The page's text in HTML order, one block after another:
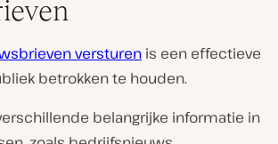
versturen is een effectieve
betrokken te houden.
belangrijke informatie in